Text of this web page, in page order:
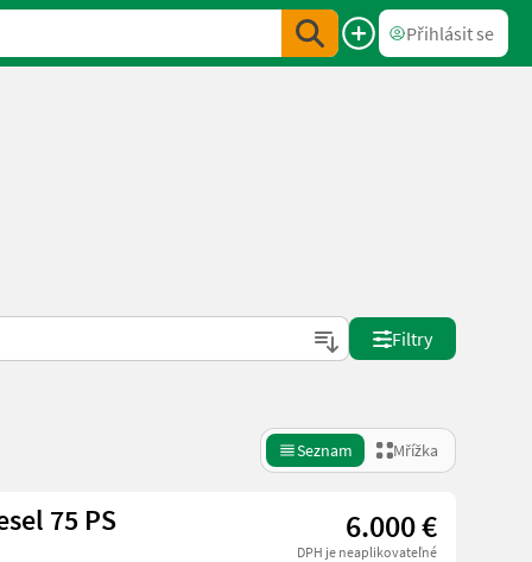
Přihlásit se
Filtry
Seznam Mřížka
75 PS 6.000 €
DPH je neaplikovateľné